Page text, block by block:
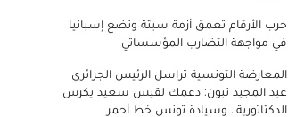
حرب الأرقام تعمق أزمة سبتة وتضع إسبانيا
في مواجهة التضارب المؤسساتي
المعارضة التونسية تراسل الرئيس الجزائري
عبد المجيد تبون: دعمك لقيس سعيد يكرس
الدكتاتورية.. وسيادة تونس خط أحمر